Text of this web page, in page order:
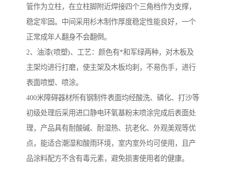
管作为立柱，在立柱脚附近焊接四个三角档作为支撑，
稳定牢固。中间采用杉木制作厚度稳定性能良好，一个
正常成年人翻身不会翻倒。
2、油漆(喷塑)、工艺：颜色有*和军绿两种，对木板及
主架均进行打磨，使主架及木板均刺，不易伤手，进行
表面喷塑、喷涂。
400米障碍器材所有钢制件表面均经酸洗、磷化、打沙等
初级处理后采用进口静电环氧基粉末喷涂完成后表面处
理，产品具有耐酸碱、耐湿热、抗老化、外观美观等优
点，能适合潮湿和酸雨环境，室内室外均可使用，且产
品涂料配方不含有毒元素，避免损害使用者的健康。